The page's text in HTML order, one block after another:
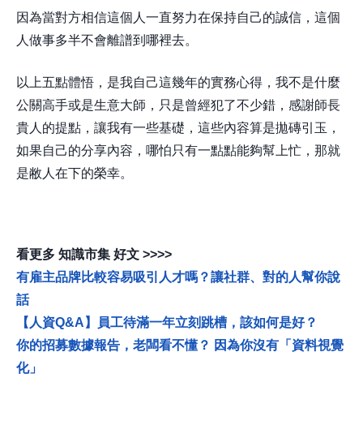
因為當對方相信這個人一直努力在保持自己的誠信，這個
人做事多半不會離譜到哪裡去。
以上五點體悟，是我自己這幾年的實務心得，我不是什麼
公關高手或是生意大師，只是曾經犯了不少錯，感謝師長
貴人的提點，讓我有一些基礎，這些內容算是拋磚引玉，
如果自己的分享內容，哪怕只有一點點能夠幫上忙，那就
是敝人在下的榮幸。
看更多 知識市集 好文 >>>>
有雇主品牌比較容易吸引人才嗎？讓社群、對的人幫你說
話
【人資Q&A】員工待滿一年立刻跳槽，該如何是好？
你的招募數據報告，老闆看不懂？ 因為你沒有「資料視覺
化」